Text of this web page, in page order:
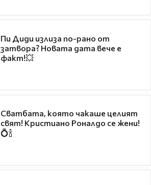
Пи Диди излиза по-рано от
затвора? Новата дата вече е
факт!💥
Сватбата, която чакаше целият
свят! Кристиано Роналдо се жени!
💍🍾